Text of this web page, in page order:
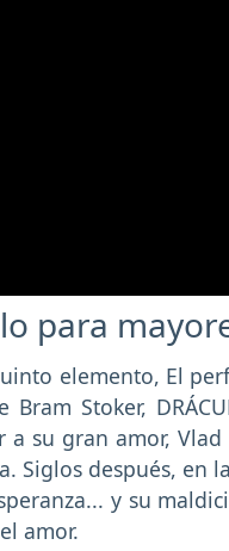
para
elemento, El
Stoker,
su gran amor,
Siglos después, en
y su
amor.